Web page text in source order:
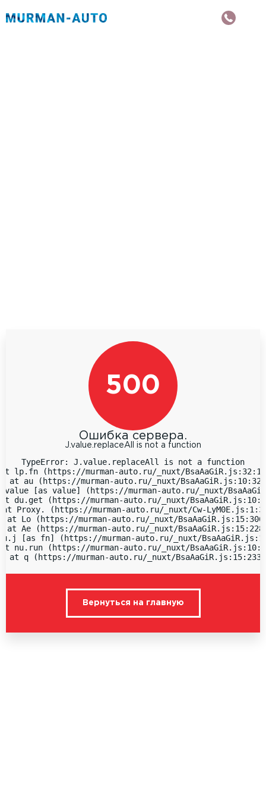
500
Ошибка сервера.
J.value.replaceAll is not a function
TypeError: J.value.replaceAll is not a function
lp.fn (https://murman-auto.ru/_nuxt/
at au (https://murman-auto.ru/_nuxt/
value [as value] (https://murman-auto.ru/_nuxt/
du.get (https://murman-auto.ru/_nuxt/
at Proxy.
(https://murman-auto.ru/_nuxt/Cw-
at Lo (https://murman-auto.ru/_nuxt/
at Ae (https://murman-auto.ru/_nuxt/
[as fn] (https://murman-auto.ru/_nuxt/
nu.run (https://murman-auto.ru/_nuxt/
at q (https://murman-auto.ru/_nuxt/
Вернуться на главную